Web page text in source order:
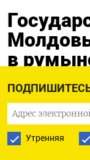
Утренняя
в
16.03.2023